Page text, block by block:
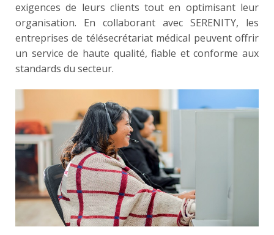
exigences de leurs clients tout en optimisant leur
organisation. En collaborant avec SERENITY, les
entreprises de télésecrétariat médical peuvent offrir
un service de haute qualité, fiable et conforme aux
standards du secteur.